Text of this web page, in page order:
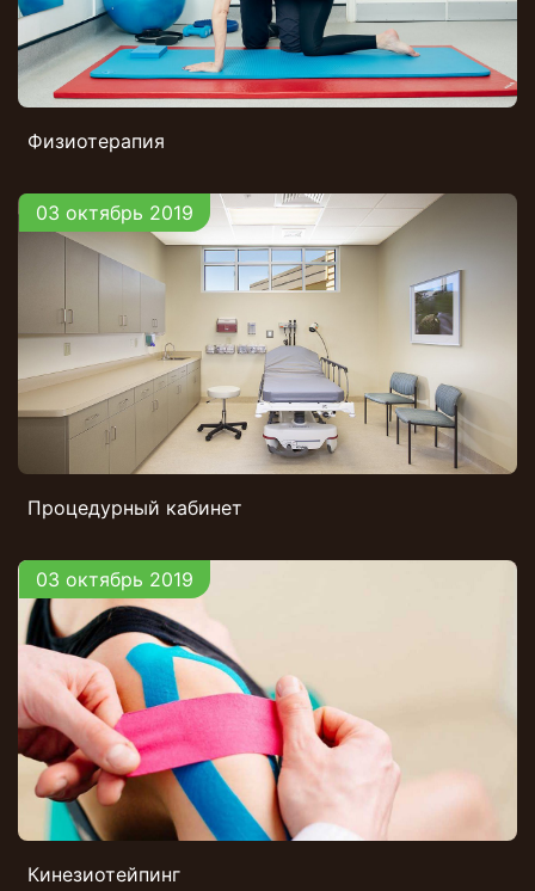
Физиотерапия
03 октябрь 2019
Процедурный кабинет
03 октябрь 2019
Кинезиотейпинг